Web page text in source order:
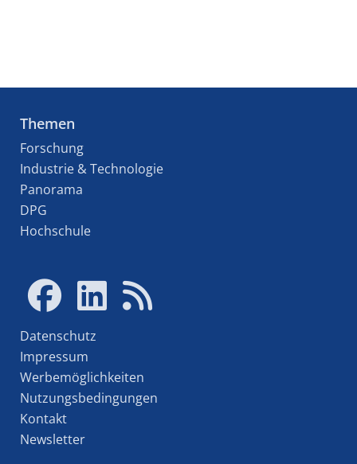
Themen
Forschung
Industrie & Technologie
Panorama
DPG
Hochschule
Datenschutz
Impressum
Werbemöglichkeiten
Nutzungsbedingungen
Kontakt
Newsletter